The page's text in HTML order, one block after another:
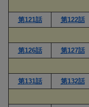
第121話
第122話
第126話
第127話
第131話
第132話